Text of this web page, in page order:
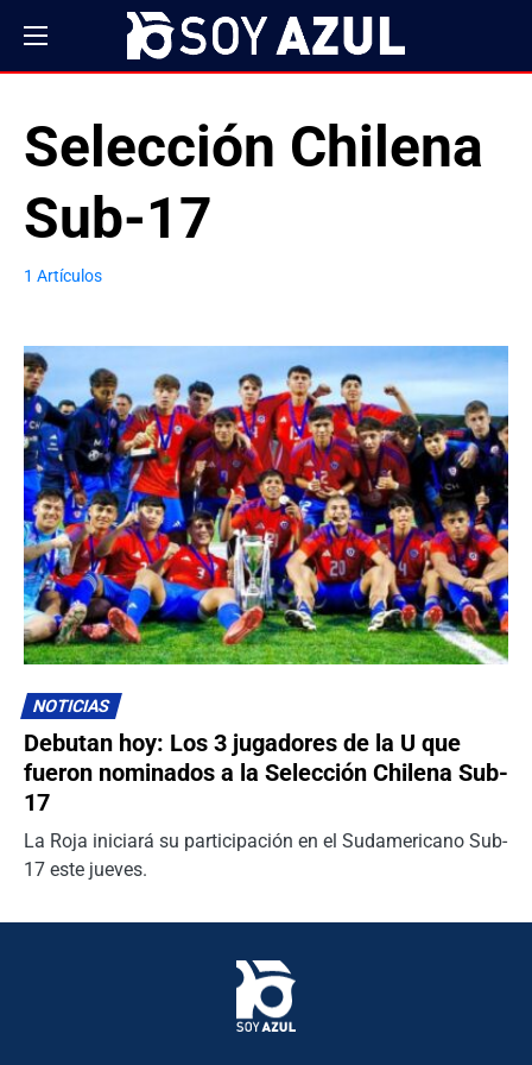
Selección Chilena
Sub-17
1 Artículos
NOTICIAS
Debutan hoy: Los 3 jugadores de la U que
fueron nominados a la Selección Chilena Sub-
17
La Roja iniciará su participación en el Sudamericano Sub-
17 este jueves.